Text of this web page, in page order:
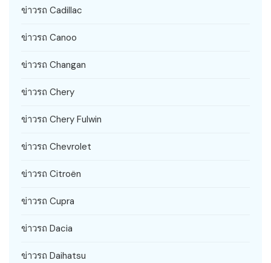
ข่าวรถ Cadillac
ข่าวรถ Canoo
ข่าวรถ Changan
ข่าวรถ Chery
ข่าวรถ Chery Fulwin
ข่าวรถ Chevrolet
ข่าวรถ Citroën
ข่าวรถ Cupra
ข่าวรถ Dacia
ข่าวรถ Daihatsu